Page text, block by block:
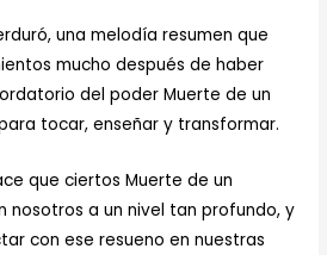
una melodía resumen que
mucho después de haber
del poder Muerte de un
tocar, enseñar y transformar.
que ciertos Muerte de un
nosotros a un nivel tan profundo, y
con ese resueno en nuestras